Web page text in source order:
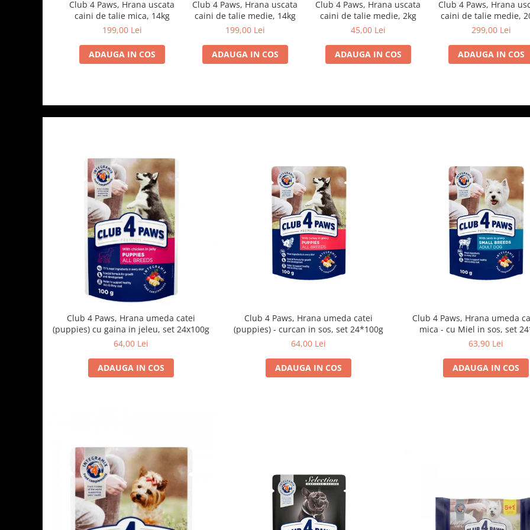
Club 4 Paws, Hrana uscata
caini de talie mica, 14kg
199,00 Lei
ADAUGA IN COS
Club 4 Paws, Hrana uscata
caini de talie medie, 14kg
199,00 Lei
ADAUGA IN COS
Club 4 Paws, Hrana uscata
caini de talie medie, 2kg
45,00 Lei
ADAUGA IN COS
Club 4 Paws, Hrana
caini de talie medie,
299,00 Lei
ADAUGA IN COS
Club 4 Paws, Hrana umeda catei
(puppies) cu gaina in jeleu, set 24x100g
64,00 Lei
ADAUGA IN COS
Club 4 Paws, Hrana umeda catei
(puppies) - curcan in sos, set 24*100g
64,00 Lei
ADAUGA IN COS
Club 4 Paws, Hrana umeda
mica - cu Miel in sos, set
63,90 Lei
ADAUGA IN COS